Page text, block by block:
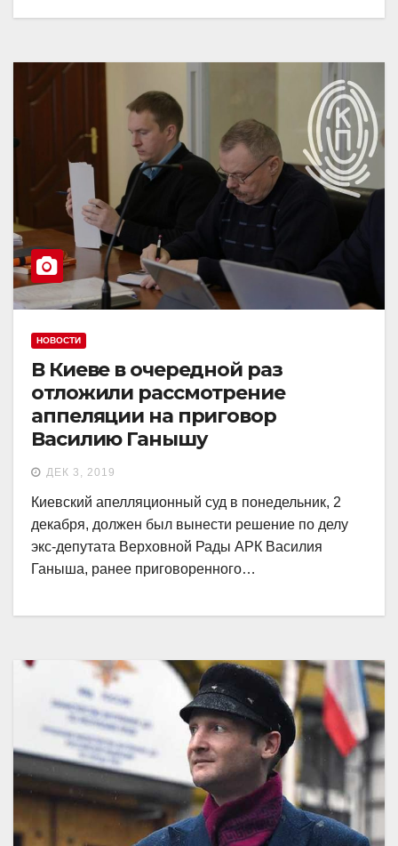
НОВОСТИ
В Киеве в очередной раз
отложили рассмотрение
аппеляции на приговор
Василию Ганышу
ДЕК 3, 2019
Киевский апелляционный суд в понедельник, 2
декабря, должен был вынести решение по делу
экс-депутата Верховной Рады АРК Василия
Ганыша, ранее приговоренного…